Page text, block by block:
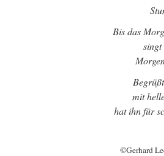
Bis das
singt
mit
hat ihn für
©Gerhard